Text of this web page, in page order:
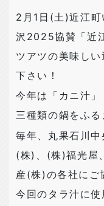
2 月 1 日 (土 )近江
沢 2025協賛「近
ツアツの美味し
下さい！
今年は「カニ汁
三種類の鍋をふる
毎年、丸果石川中
(株) (株)福光屋
産(株) の各社にご
今回のタラ汁に